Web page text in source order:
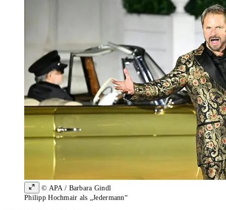
© APA / Barbara Gindl
Philipp Hochmair als „Jedermann“